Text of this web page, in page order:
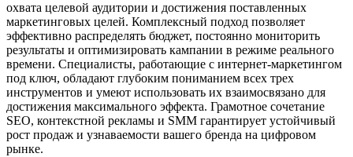
охвата целевой аудитории и достижения поставленных
маркетинговых целей. Комплексный подход позволяет
эффективно распределять бюджет, постоянно мониторить
результаты и оптимизировать кампании в режиме реального
времени. Специалисты, работающие с интернет-маркетингом
под ключ, обладают глубоким пониманием всех трех
инструментов и умеют использовать их взаимосвязано для
достижения максимального эффекта. Грамотное сочетание
SEO, контекстной рекламы и SMM гарантирует устойчивый
рост продаж и узнаваемости вашего бренда на цифровом
рынке.